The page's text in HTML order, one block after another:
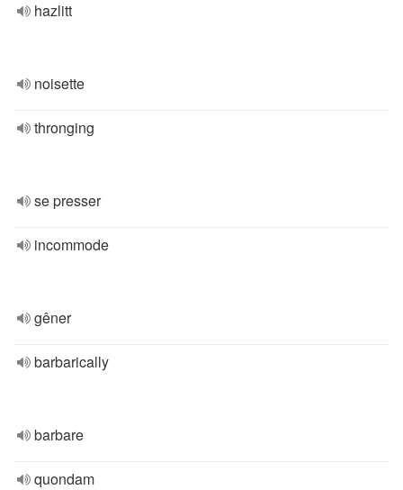
hazlitt
noisette
thronging
se presser
incommode
gêner
barbarically
barbare
quondam